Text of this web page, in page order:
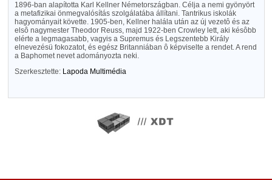
1896-ban alapította Karl Kellner Németországban. Célja a nemi gyönyört
a metafizikai önmegvalósítás szolgálatába állítani. Tantrikus iskolák
hagyományait követte. 1905-ben, Kellner halála után az új vezetô és az
elsô nagymester Theodor Reuss, majd 1922-ben Crowley lett, aki késôbb
elérte a legmagasabb, vagyis a Supremus és Legszentebb Király
elnevezésü fokozatot, és egész Britanniában ô képviselte a rendet. A rend
a Baphomet nevet adományozta neki.
Szerkesztette: Lapoda Multimédia